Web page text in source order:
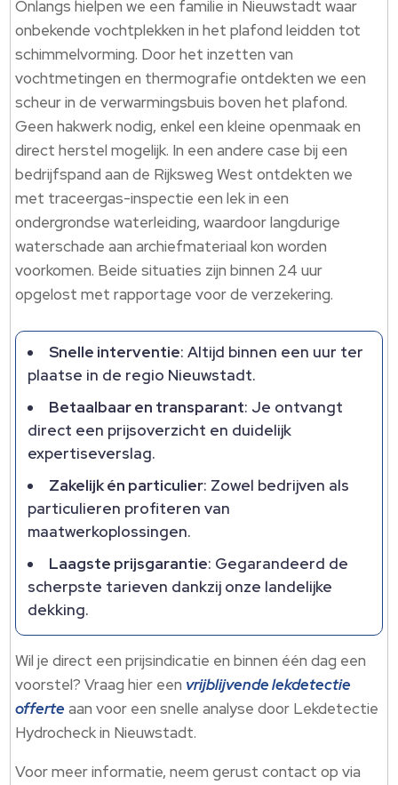
Onlangs hielpen we een familie in Nieuwstadt waar
onbekende vochtplekken in het plafond leidden tot
schimmelvorming. Door het inzetten van
vochtmetingen en thermografie ontdekten we een
scheur in de verwarmingsbuis boven het plafond.
Geen hakwerk nodig, enkel een kleine openmaak en
direct herstel mogelijk. In een andere case bij een
bedrijfspand aan de Rijksweg West ontdekten we
met traceergas-inspectie een lek in een
ondergrondse waterleiding, waardoor langdurige
waterschade aan archiefmateriaal kon worden
voorkomen. Beide situaties zijn binnen 24 uur
opgelost met rapportage voor de verzekering.
Snelle interventie: Altijd binnen een uur ter
plaatse in de regio Nieuwstadt.
Betaalbaar en transparant: Je ontvangt
direct een prijsoverzicht en duidelijk
expertiseverslag.
Zakelijk én particulier: Zowel bedrijven als
particulieren profiteren van
maatwerkoplossingen.
Laagste prijsgarantie: Gegarandeerd de
scherpste tarieven dankzij onze landelijke
dekking.
Wil je direct een prijsindicatie en binnen één dag een
voorstel? Vraag hier een vrijblijvende lekdetectie
offerte aan voor een snelle analyse door Lekdetectie
Hydrocheck in Nieuwstadt.
Voor meer informatie, neem gerust contact op via